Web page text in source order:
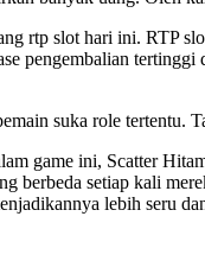
rtp slot hari ini. RTP
pengembalian
suka role tertentu.
game ini, Scatter
berbeda setiap kali
lebih seru